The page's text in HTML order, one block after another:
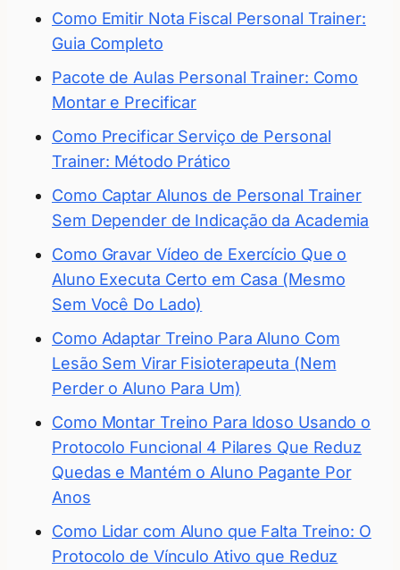
Como Emitir Nota Fiscal Personal Trainer:
Guia Completo
Pacote de Aulas Personal Trainer: Como
Montar e Precificar
Como Precificar Serviço de Personal
Trainer: Método Prático
Como Captar Alunos de Personal Trainer
Sem Depender de Indicação da Academia
Como Gravar Vídeo de Exercício Que o
Aluno Executa Certo em Casa (Mesmo
Sem Você Do Lado)
Como Adaptar Treino Para Aluno Com
Lesão Sem Virar Fisioterapeuta (Nem
Perder o Aluno Para Um)
Como Montar Treino Para Idoso Usando o
Protocolo Funcional 4 Pilares Que Reduz
Quedas e Mantém o Aluno Pagante Por
Anos
Como Lidar com Aluno que Falta Treino: O
Protocolo de Vínculo Ativo que Reduz